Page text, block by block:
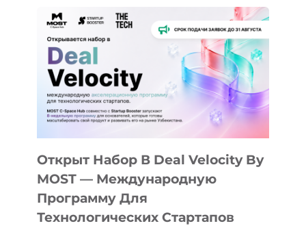
АЛМАТЫ:
AI
YOUTH
CAMP
ДАЛ
30
ПОДРОСТКАМ
БИЛЕТ
ПРЕДПРИНИМАТЕЛЬСТВО
Открыт Набор В Deal Velocity By
MOST — Международную
Программу Для
Технологических Стартапов